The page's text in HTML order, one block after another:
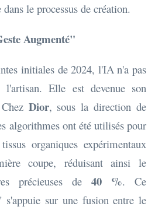
le processus de création.
Augmenté"
initiales de 2024, l'IA n'a pas
Elle est devenue son
Dior, sous la direction de
algorithmes ont été utilisés pour
organiques expérimentaux
coupe, réduisant ainsi le
précieuses de 40 %. Ce
s'appuie sur une fusion entre le